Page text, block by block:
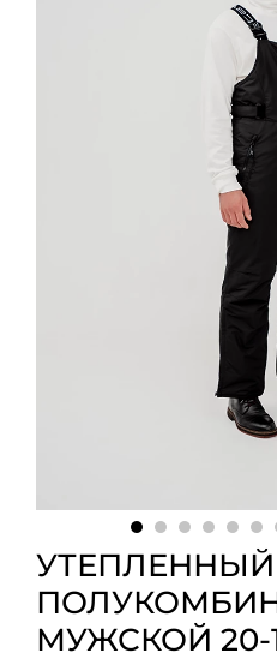
УТЕПЛЕННЫЙ
МУЖСКОЙ 20-